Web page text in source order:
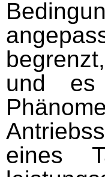
und es
eines